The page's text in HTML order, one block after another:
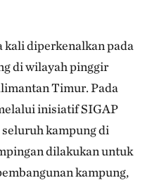
kali diperkenalkan pada
di wilayah pinggir
Timur. Pada
inisiatif SIGAP
kampung di
dilakukan untuk
kampung,